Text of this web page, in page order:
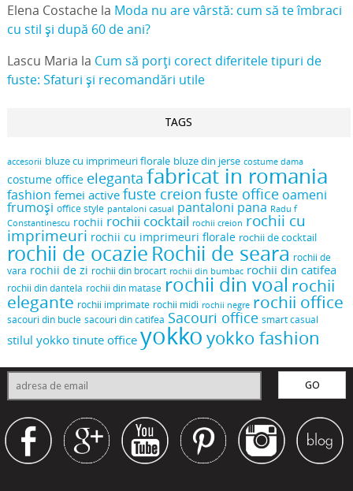
Elena Costachela Moda nu are vârstă: cum să te îmbraci
cu stil și după 60 de ani?
Lascu Maria la Cum să porți corect diferitele tipuri de
fuste: Sfaturi și recomandări utile
TAGS
accesorii bluze cu imprimeuri florale bluze din jerse costume dama
costume office eleganta fabricat in romania
fashion femei active fuste creion fuste office oameni
frumoși office style pantaloni casual pantaloni pana Radu f
Constantinescu rochii rochii cocktail rochii creion rochii cu
imprimeuri rochii cu imprimeuri florale rochii de cocktail
rochii de ocazie Rochii de seara rochii de
vara rochii de zi rochii din brocart rochii din bumbac rochii din catifea
rochii din dantela rochii din matase rochii din voal rochii
elegante rochii imprimate rochii midi rochii negre rochii office
sacouri din bucle sacouri din catifea Sacouri office smart casual
stilul yokko tinute office yokko yokko fashion